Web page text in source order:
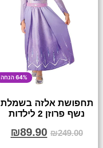
64% הנחה
תחפושת אלזה בשמלת
נשף פרוזן 2 לילדות
₪249.00
₪89.90